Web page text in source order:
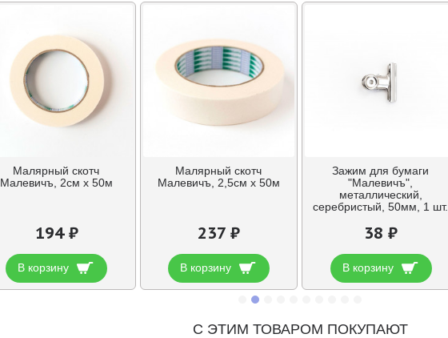
Малярный скотч
Малевичъ, 2см х 50м
194 ₽
В корзину
Малярный скотч
Малевичъ, 2,5см х 50м
237 ₽
В корзину
Зажим для бумаги
"Малевичъ",
металлический,
серебристый, 50мм, 1 шт.
38 ₽
В корзину
С ЭТИМ ТОВАРОМ ПОКУПАЮТ